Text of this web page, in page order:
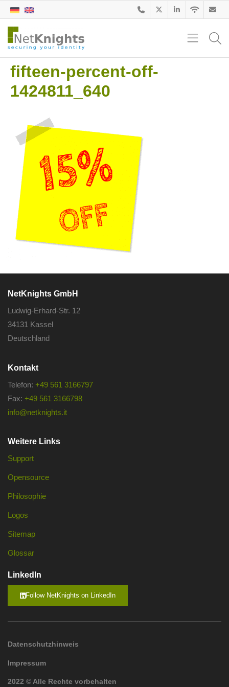
fifteen-percent-off-
1424811_640
NetKnights GmbH
Ludwig-Erhard-Str. 12
34131 Kassel
Deutschland
Kontakt
Telefon: +49 561 3166797
Fax: +49 561 3166798
info@netknights.it
Weitere Links
Support
Opensource
Philosophie
Logos
Sitemap
Glossar
LinkedIn
Follow NetKnights on LinkedIn
Datenschutzhinweis
Impressum
2022 © Alle Rechte vorbehalten